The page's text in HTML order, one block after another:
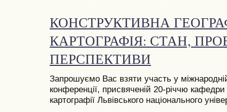
КОНСТРУКТИВНА
КАРТОГРАФІЯ: СТАН,
ПЕРСПЕКТИВИ
Запрошуємо Вас взяти участь у
конференції, присвяченій 20-річчю кафедри
картографії Львівського національного